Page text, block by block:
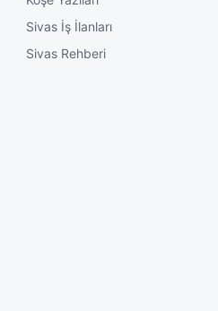
Sivas İş İlanları
Sivas Rehberi